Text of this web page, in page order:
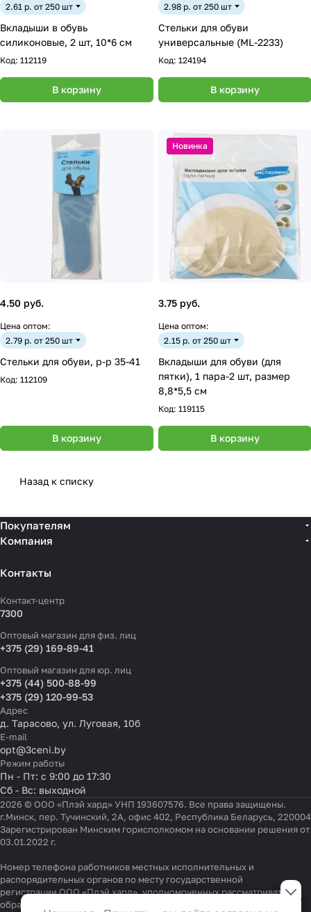
2.61 р. от 250 шт
Вкладыши в обувь
силиконовые, 2 шт, 10*6 см
Код: 112119
В корзину
2.98 р. от 250 шт
Стельки для обуви
универсальные (ML-2233)
Код: 124194
В корзину
4.50 руб.
Цена оптом:
2.79 р. от 250 шт
Стельки для обуви, р-р 35-41
Код: 112109
В корзину
Новинка
3.75 руб.
Цена оптом:
2.15 р. от 250 шт
Вкладыши для обуви (для
пятки), 1 пара-2 шт, размер
8,8*5,5 см
Код: 119115
В корзину
Назад к списку
Покупателям
Компания
Контакты
Контакт-центр
7300
Оптовый магазин для физ. лиц
+375 (29) 169-89-41
Оптовый магазин для юр. лиц
+375 (44) 500-88-99
+375 (29) 120-99-53
Адрес
д. Тарасово, ул. Луговая, 10б
E-mail
opt@3ceni.by
Режим работы
Пн - Пт: с 9:00 до 17:30
Сб - Вс: выходной
2026 © ООО «Плэй хард» УНП 193607576. Все права защищены.
г.Минск, пер. Тучинский, 2А, офис 402, Республика Беларусь, 220004
Зарегистрирован Минским горисполкомом на основании решения от
03.01.2022 г.
Номер телефона работников местных исполнительных и
распорядительных органов по месту государственной
регистрации ООО «Плэй хард», уполномоченных рассматривать
обращения покупателей:
Настройки файлов cookie
Функциональные